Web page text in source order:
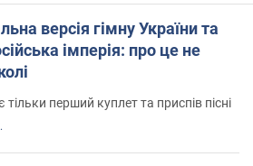
версія гімну України та
імперія: про це не
перший куплет та приспів пісні